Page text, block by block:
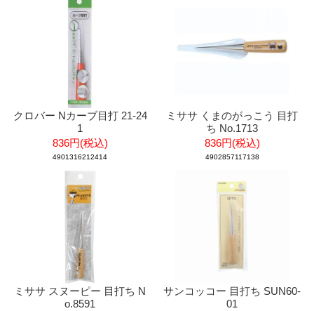
クロバー Nカーブ目打 21-24
1
836円(税込)
4901316212414
ミササ くまのがっこう 目打
ち No.1713
836円(税込)
4902857117138
ミササ スヌーピー 目打ち N
o.8591
サンコッコー 目打ち SUN60-
01